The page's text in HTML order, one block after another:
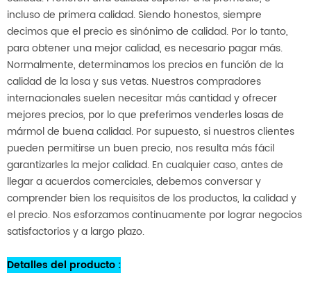
incluso de primera calidad. Siendo honestos, siempre
decimos que el precio es sinónimo de calidad. Por lo tanto,
para obtener una mejor calidad, es necesario pagar más.
Normalmente, determinamos los precios en función de la
calidad de la losa y sus vetas. Nuestros compradores
internacionales suelen necesitar más cantidad y ofrecer
mejores precios, por lo que preferimos venderles losas de
mármol de buena calidad. Por supuesto, si nuestros clientes
pueden permitirse un buen precio, nos resulta más fácil
garantizarles la mejor calidad. En cualquier caso, antes de
llegar a acuerdos comerciales, debemos conversar y
comprender bien los requisitos de los productos, la calidad y
el precio. Nos esforzamos continuamente por lograr negocios
satisfactorios y a largo plazo.
Detalles del producto :